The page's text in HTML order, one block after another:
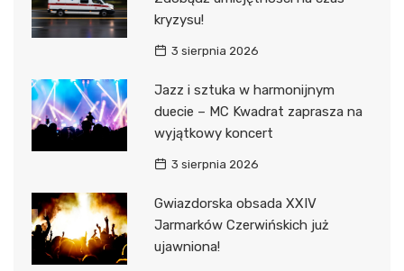
kryzysu!
3 sierpnia 2026
Jazz i sztuka w harmonijnym
duecie – MC Kwadrat zaprasza na
wyjątkowy koncert
3 sierpnia 2026
Gwiazdorska obsada XXIV
Jarmarków Czerwińskich już
ujawniona!